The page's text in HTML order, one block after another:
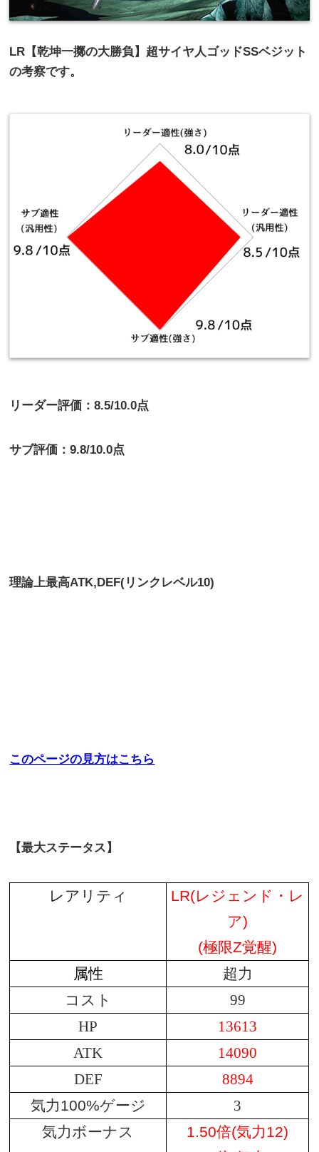
LR【乾坤一擲の大勝負】超サイヤ人ゴッドSSベジット
の考察です。
リーダー評価：8.5/10.0点
サブ評価：9.8/10.0点
理論上最高ATK,DEF(リンクレベル10)
このページの見方はこちら
【最大ステータス】
レアリティ
LR(レジェンド・レ
ア)
(極限Z覚醒)
属性
超力
コスト
99
HP
13613
ATK
14090
DEF
8894
気力100%ゲージ
3
気力ボーナス
1.50倍(気力12)